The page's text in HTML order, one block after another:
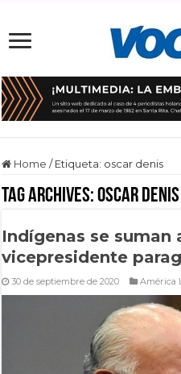
Home / Etiqueta: oscar denis
Tag Archives:oscar denis
Indígenas se suman
vicepresidente
30 de septiembre de 2020 América